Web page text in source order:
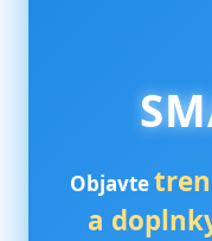
Objavte
a